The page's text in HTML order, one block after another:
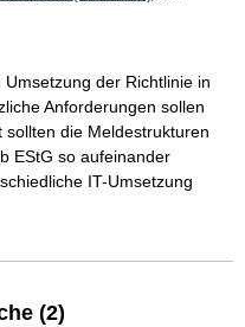
der Richtlinie in
Anforderungen sollen
die Meldestrukturen
EStG so aufeinander
IT-Umsetzung
(2)